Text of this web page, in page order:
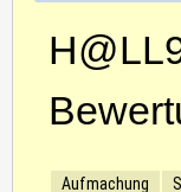
Aufmachung